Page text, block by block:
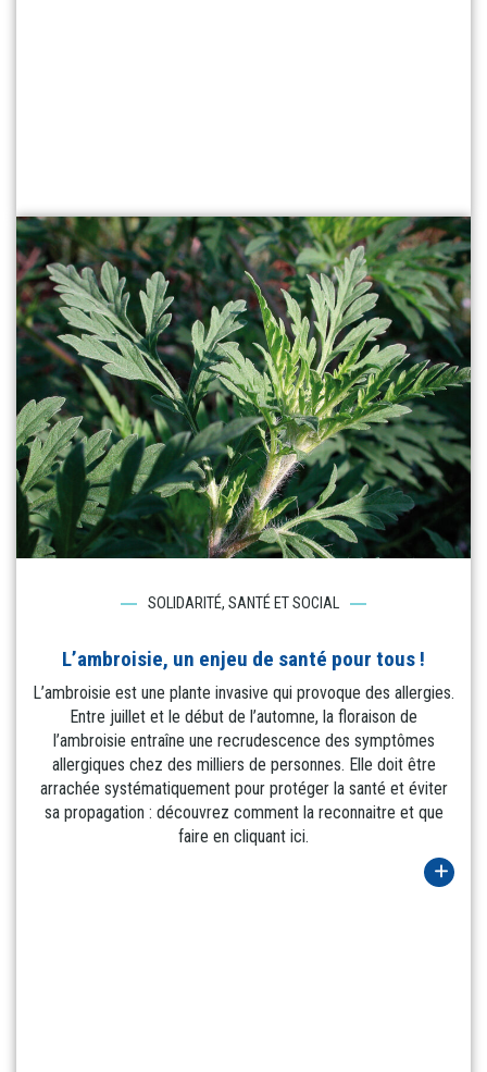
SOLIDARITÉ, SANTÉ ET SOCIAL
L’ambroisie, un enjeu de santé pour tous !
L’ambroisie est une plante invasive qui provoque des allergies.
Entre juillet et le début de l’automne, la floraison de
l’ambroisie entraîne une recrudescence des symptômes
allergiques chez des milliers de personnes. Elle doit être
arrachée systématiquement pour protéger la santé et éviter
sa propagation : découvrez comment la reconnaitre et que
faire en cliquant ici.